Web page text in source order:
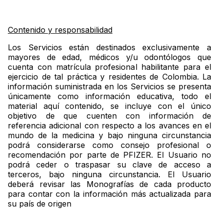
Contenido y responsabilidad
Los Servicios están destinados exclusivamente a
mayores de edad, médicos y/u odontólogos que
cuenta con matrícula profesional habilitante para el
ejercicio de tal práctica y residentes de Colombia. La
información suministrada en los Servicios se presenta
únicamente como información educativa, todo el
material aquí contenido, se incluye con el único
objetivo de que cuenten con información de
referencia adicional con respecto a los avances en el
mundo de la medicina y bajo ninguna circunstancia
podrá considerarse como consejo profesional o
recomendación por parte de PFIZER. El Usuario no
podrá ceder o traspasar su clave de acceso a
terceros, bajo ninguna circunstancia. El Usuario
deberá revisar las Monografías de cada producto
para contar con la información más actualizada para
su país de origen